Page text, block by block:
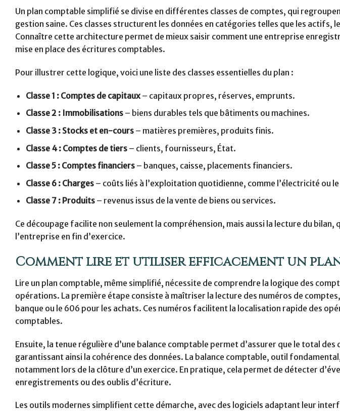
Un plan comptable simplifié se divise en différentes classes de comptes, qui
gestion saine. Ces classes structurent les données en catégories telles que les actifs,
Connaître cette architecture permet de mieux saisir comment une entreprise
mise en place des écritures comptables.
Pour illustrer cette logique, voici une liste des classes essentielles du plan :
Classe 1 : Comptes de capitaux– capitaux propres, réserves, emprunts.
Classe 2 : Immobilisations– biens durables tels que bâtiments ou machines.
Classe 3 : Stocks et en-cours– matières premières, produits finis.
Classe 4 : Comptes de tiers– clients, fournisseurs, État.
Classe 5 : Comptes financiers– banques, caisse, placements financiers.
Classe 6 : Charges– coûts liés à l’exploitation quotidienne, comme l’électricité ou
Classe 7 : Produits– revenus issus de la vente de biens ou services.
Ce découpage facilite non seulement la compréhension, mais aussi la lecture du
l’entreprise en fin d’exercice.
Comment lire et utiliser efficacement un
Lire un plan comptable, même simplifié, nécessite de comprendre la logique des
opérations. La première étape consiste à maîtriser la lecture des numéros de
banque ou le 606 pour les achats. Ces numéros facilitent la localisation rapide des
comptables.
Ensuite, la tenue régulière d’une balance comptable permet d’assurer que le total
garantissant ainsi la cohérence des données. La balance comptable, outil
notamment lors de la clôture d’un exercice. En pratique, cela permet de détecter
enregistrements ou des oublis d’écriture.
Les outils modernes simplifient cette démarche, avec des logiciels adaptant leur